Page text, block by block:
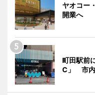
ヤオコー
開業へ
町田駅前
C」 市内